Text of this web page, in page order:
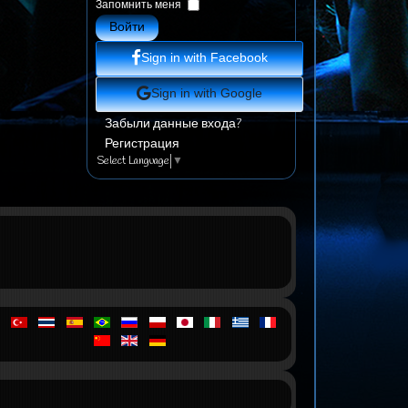
Запомнить меня
Войти
Sign in with Facebook
Sign in with Google
Забыли данные входа?
Регистрация
Select Language ▼